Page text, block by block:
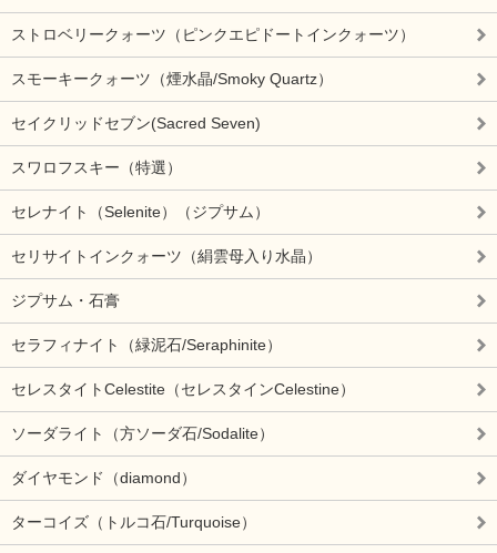
ストロベリークォーツ（ピンクエピドートインクォーツ）
スモーキークォーツ（煙水晶/Smoky Quartz）
セイクリッドセブン(Sacred Seven)
スワロフスキー（特選）
セレナイト（Selenite）（ジプサム）
セリサイトインクォーツ（絹雲母入り水晶）
ジプサム・石膏
セラフィナイト（緑泥石/Seraphinite）
セレスタイトCelestite（セレスタインCelestine）
ソーダライト（方ソーダ石/Sodalite）
ダイヤモンド（diamond）
ターコイズ（トルコ石/Turquoise）